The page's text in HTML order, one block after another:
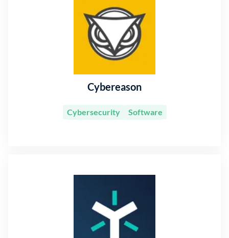
Cybereason
Cybersecurity
Software